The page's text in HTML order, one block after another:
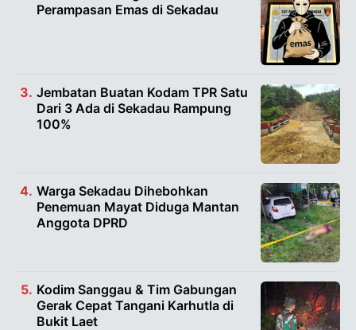
Perampasan Emas di Sekadau
Jembatan Buatan Kodam TPR Satu
Dari 3 Ada di Sekadau Rampung
100%
Warga Sekadau Dihebohkan
Penemuan Mayat Diduga Mantan
Anggota DPRD
Kodim Sanggau & Tim Gabungan
Gerak Cepat Tangani Karhutla di
Bukit Laet